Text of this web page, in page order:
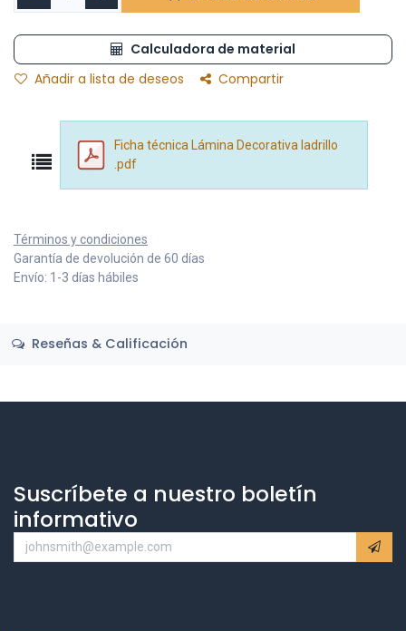
Calculadora de material
Añadir a lista de deseos
Compartir
Ficha técnica Lámina Decorativa ladrillo
.pdf
Términos y condiciones
Garantía de devolución de 60 días
Envío: 1-3 días hábiles
Reseñas & Calificación
Suscríbete a nuestro boletín
informativo